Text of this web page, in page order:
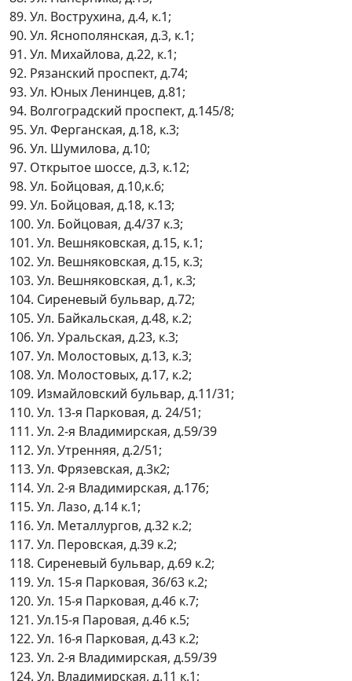
89. Ул. Вострухина, д.4, к.1;
90. Ул. Яснополянская, д.3, к.1;
91. Ул. Михайлова, д.22, к.1;
92. Рязанский проспект, д.74;
93. Ул. Юных Ленинцев, д.81;
94. Волгоградский проспект, д.145/8;
95. Ул. Ферганская, д.18, к.3;
96. Ул. Шумилова, д.10;
97. Открытое шоссе, д.3, к.12;
98. Ул. Бойцовая, д.10,к.6;
99. Ул. Бойцовая, д.18, к.13;
100. Ул. Бойцовая, д.4/37 к.3;
101. Ул. Вешняковская, д.15, к.1;
102. Ул. Вешняковская, д.15, к.3;
103. Ул. Вешняковская, д.1, к.3;
104. Сиреневый бульвар, д.72;
105. Ул. Байкальская, д.48, к.2;
106. Ул. Уральская, д.23, к.3;
107. Ул. Молостовых, д.13, к.3;
108. Ул. Молостовых, д.17, к.2;
109. Измайловский бульвар, д.11/31;
110. Ул. 13-я Парковая, д. 24/51;
111. Ул. 2-я Владимирская, д.59/39
112. Ул. Утренняя, д.2/51;
113. Ул. Фрязевская, д.3к2;
114. Ул. 2-я Владимирская, д.17б;
115. Ул. Лазо, д.14 к.1;
116. Ул. Металлургов, д.32 к.2;
117. Ул. Перовская, д.39 к.2;
118. Сиреневый бульвар, д.69 к.2;
119. Ул. 15-я Парковая, 36/63 к.2;
120. Ул. 15-я Парковая, д.46 к.7;
121. Ул.15-я Паровая, д.46 к.5;
122. Ул. 16-я Парковая, д.43 к.2;
123. Ул. 2-я Владимирская, д.59/39
124. Ул. Владимирская, д.11 к.1;